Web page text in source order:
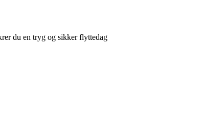
du en tryg og sikker flyttedag